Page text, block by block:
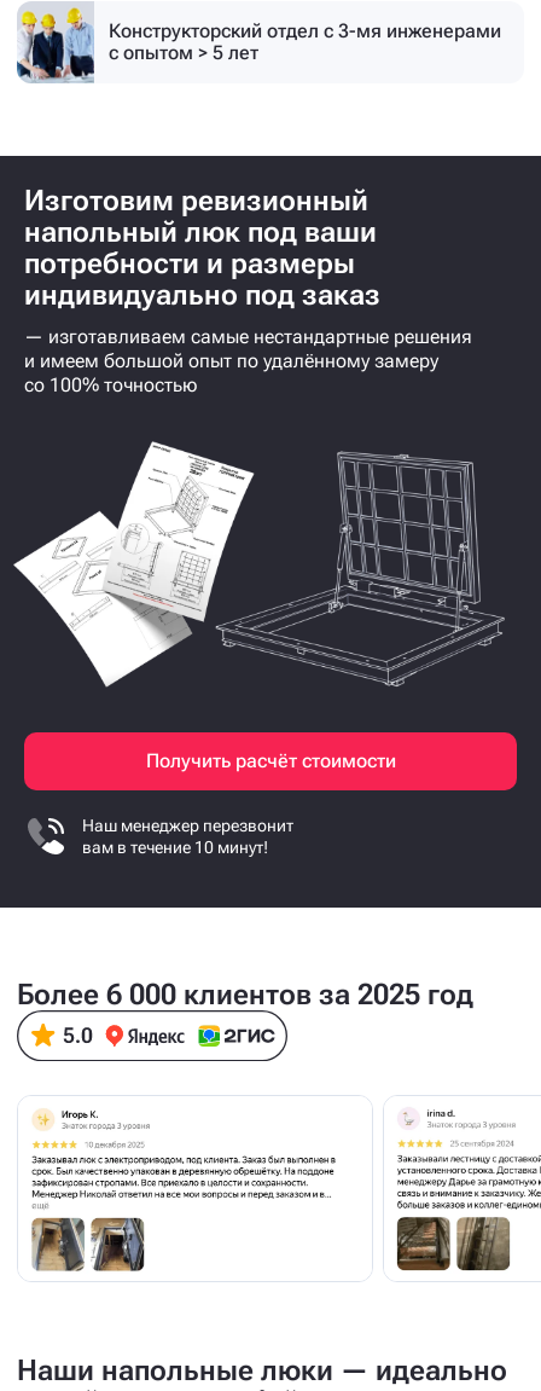
Конструкторский отдел с 3-мя инженерами
с опытом > 5 лет
Изготовим ревизионный
напольный люк под ваши
потребности и размеры
индивидуально под заказ
— изготавливаем самые нестандартные решения
и имеем большой опыт по удалённому замеру
со 100% точностью
Получить расчёт стоимости
Наш менеджер перезвонит
вам в течение 10 минут!
Более 6 000 клиентов за 2025 год
Наши напольные люки — идеально